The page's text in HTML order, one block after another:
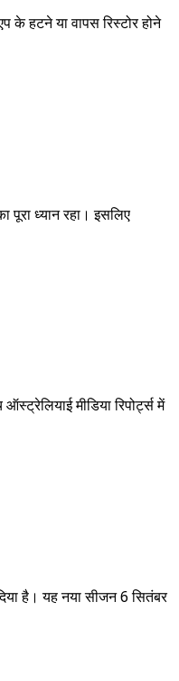
के हटने या वापस रिस्टोर होने
पूरा ध्यान रहा। इसलिए
मीडिया रिपोर्ट्स में
है। यह नया सीजन 6 सितंबर